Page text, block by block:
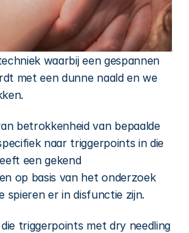
waarbij een gespannen
met een dunne naald en we
betrokkenheid van bepaalde
naar triggerpoints in die
een gekend
op basis van het onderzoek
spieren er in disfunctie zijn.
triggerpoints met dry needling